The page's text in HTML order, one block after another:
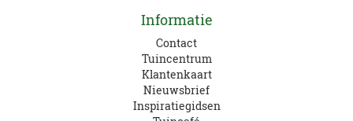
Informatie
Contact
Tuincentrum
Klantenkaart
Nieuwsbrief
Inspiratiegidsen